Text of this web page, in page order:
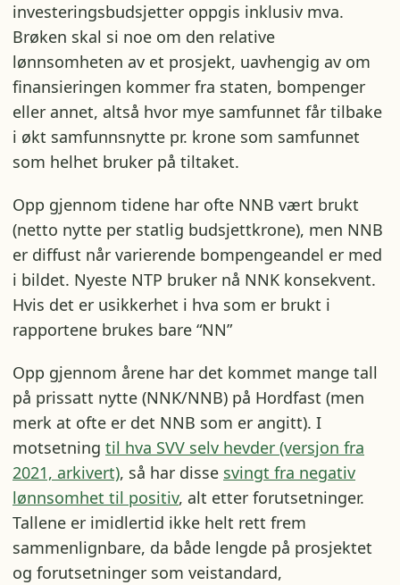
investeringsbudsjetter oppgis inklusiv mva.
Brøken skal si noe om den relative
lønnsomheten av et prosjekt, uavhengig av om
finansieringen kommer fra staten, bompenger
eller annet, altså hvor mye samfunnet får tilbake
i økt samfunnsnytte pr. krone som samfunnet
som helhet bruker på tiltaket.
Opp gjennom tidene har ofte NNB vært brukt
(netto nytte per statlig budsjettkrone), men NNB
er diffust når varierende bompengeandel er med
i bildet. Nyeste NTP bruker nå NNK konsekvent.
Hvis det er usikkerhet i hva som er brukt i
rapportene brukes bare “NN”
Opp gjennom årene har det kommet mange tall
på prissatt nytte (NNK/NNB) på Hordfast (men
merk at ofte er det NNB som er angitt). I
motsetning til hva SVV selv hevder (versjon fra
2021, arkivert), så har disse svingt fra negativ
lønnsomhet til positiv, alt etter forutsetninger.
Tallene er imidlertid ikke helt rett frem
sammenlignbare, da både lengde på prosjektet
og forutsetninger som veistandard,